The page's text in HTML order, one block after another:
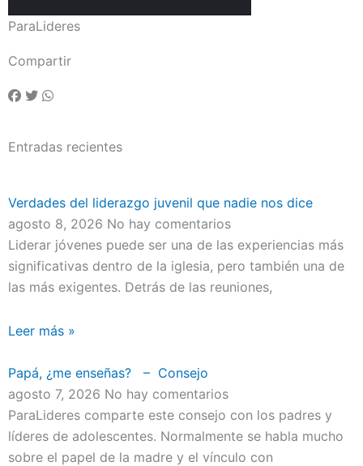
ParaLideres
Compartir
Entradas recientes
Verdades del liderazgo juvenil que nadie nos dice
agosto 8, 2026 No hay comentarios
Liderar jóvenes puede ser una de las experiencias más
significativas dentro de la iglesia, pero también una de
las más exigentes. Detrás de las reuniones,
Leer más »
Papá, ¿me enseñas? – Consejo
agosto 7, 2026 No hay comentarios
ParaLideres comparte este consejo con los padres y
líderes de adolescentes. Normalmente se habla mucho
sobre el papel de la madre y el vínculo con